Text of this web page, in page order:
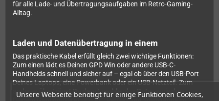
Unsere Webseite benötigt für einige Funktionen Cookies,
für alle Lade- und Übertragungsaufgaben im Retro-Gaming-
Alltag.
Laden und Datenübertragung in einem
Das praktische Kabel erfüllt gleich zwei wichtige Funktionen:
Zum einen lädt es Deinen GPD Win oder andere USB-C-
Handhelds schnell und sicher auf – egal ob über den USB-Port
Deines Laptops, eine Powerbank oder ein USB-Netzteil. Zum
anderen überträgst Du damit problemlos Daten zwischen